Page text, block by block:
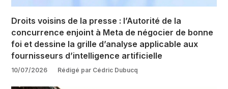
Droits voisins de la presse : l’Autorité de la
concurrence enjoint à Meta de négocier de bonne
foi et dessine la grille d’analyse applicable aux
fournisseurs d’intelligence artificielle
10/07/2026 Rédigé par Cédric Dubucq